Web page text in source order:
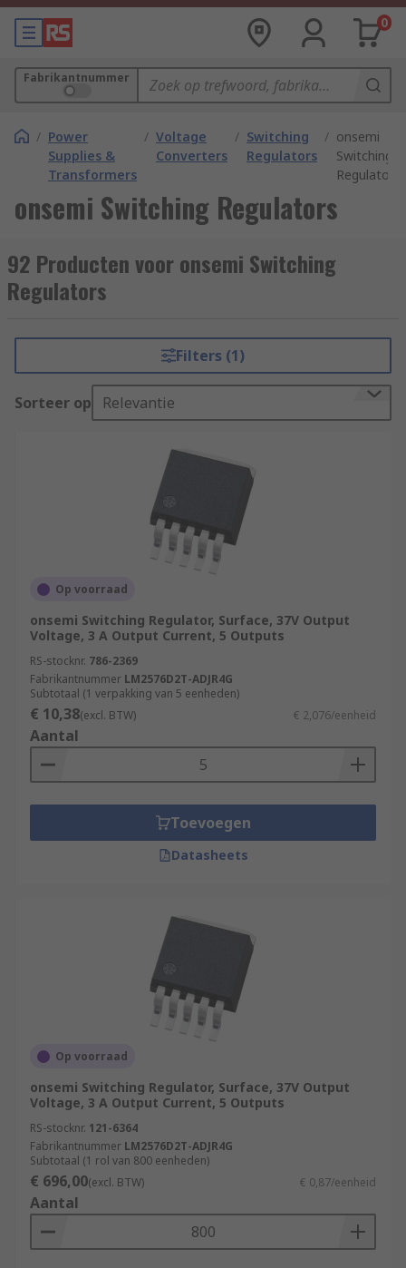
0
Fabrikantnummer
/ Power
Supplies &
Transformers
/ Voltage
Converters
/ Switching
Regulators
/ onsemi
Switching
Regulators
onsemi Switching Regulators
92 Producten voor onsemi Switching
Regulators
Filters (1)
Sorteer op Relevantie
Op voorraad
onsemi Switching Regulator, Surface, 37V Output
Voltage, 3 A Output Current, 5 Outputs
RS-stocknr. 786-2369
Fabrikantnummer LM2576D2T-ADJR4G
Subtotaal (1 verpakking van 5 eenheden)
€ 10,38(excl. BTW) € 2,076/eenheid
Aantal
Toevoegen
Datasheets
Op voorraad
onsemi Switching Regulator, Surface, 37V Output
Voltage, 3 A Output Current, 5 Outputs
RS-stocknr. 121-6364
Fabrikantnummer LM2576D2T-ADJR4G
Subtotaal (1 rol van 800 eenheden)
€ 696,00(excl. BTW) € 0,87/eenheid
Aantal